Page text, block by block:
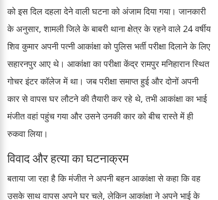
को इस दिल दहला देने वाली घटना को अंजाम दिया गया। जानकारी
के अनुसार, शामली जिले के बाबरी थाना क्षेत्र के रहने वाले 24 वर्षीय
शिव कुमार अपनी पत्नी आकांक्षा को पुलिस भर्ती परीक्षा दिलाने के लिए
सहारनपुर आए थे। आकांक्षा का परीक्षा केंद्र रामपुर मनिहारान स्थित
गोचर इंटर कॉलेज में था। जब परीक्षा समाप्त हुई और दोनों अपनी
कार से वापस घर लौटने की तैयारी कर रहे थे, तभी आकांक्षा का भाई
मंजीत वहां पहुंच गया और उसने उनकी कार को बीच रास्ते में ही
रुकवा लिया।
विवाद और हत्या का घटनाक्रम
बताया जा रहा है कि मंजीत ने अपनी बहन आकांक्षा से कहा कि वह
उसके साथ वापस अपने घर चले, लेकिन आकांक्षा ने अपने भाई के